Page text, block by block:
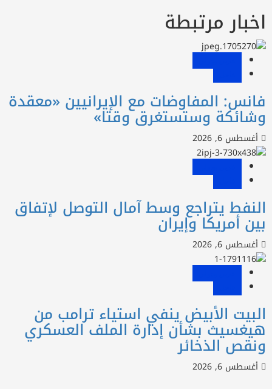
مرتبطة
المفاوضات مع الإيرانيين «معقدة
وستستغرق وقتا»
أغسطس 6, 2026
يتراجع وسط آمال التوصل لإتفاق
أمريكا وإيران
أغسطس 6, 2026
الأبيض ينفي استياء ترامب من
بشأن إدارة الملف العسكري
الذخائر
أغسطس 6, 2026